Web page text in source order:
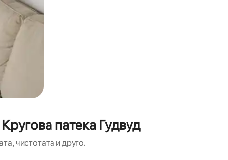
патека Гудвуд
чистотата и друго.